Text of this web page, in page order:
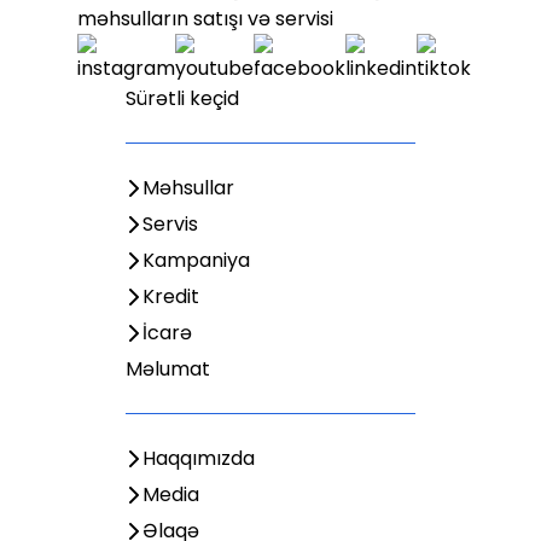
məhsulların satışı və servisi
Sürətli keçid
Məhsullar
Servis
Kampaniya
Kredit
İcarə
Məlumat
Haqqımızda
Media
Əlaqə